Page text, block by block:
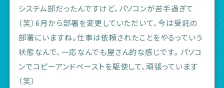
システム部だったんですけど、パソコンが苦手過ぎて
（笑）6月から部署を変更していただいて、今は受託の
部署にいますね。仕事は依頼されたことをやるっていう
状態なんで、一応なんでも屋さん的な感じです。 パソコ
ンでコピーアンドペーストを駆使して、頑張っています
（笑）